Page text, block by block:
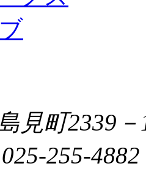
見町2339－
255-4882